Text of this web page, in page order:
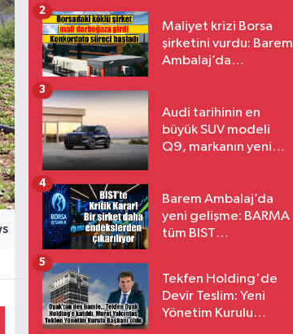
Maliyet krizi Borsa
şirketini vurdu: Barem
Ambalaj’da
2
Audi tarihinin en
büyük SUV modeli
Q9, markanın yeni
3
Barem Ambalaj’da
yeni gelişme: BARMA
tüm BIST
4
Tekfen Holding'de
Devir Teslim: Yeni
Yönetim Kurulu
5